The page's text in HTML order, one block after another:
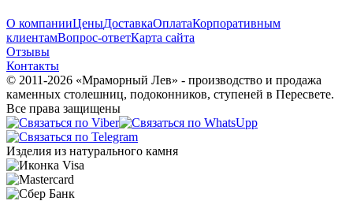
О компанииЦеныДоставкаОплатаКорпоративным
клиентамВопрос-ответКарта сайта
Отзывы
Контакты
© 2011-2026 «Мраморный Лев» - производство и продажа
каменных столешниц, подоконников, ступеней в Пересвете.
Все права защищены
Изделия из натурального камня